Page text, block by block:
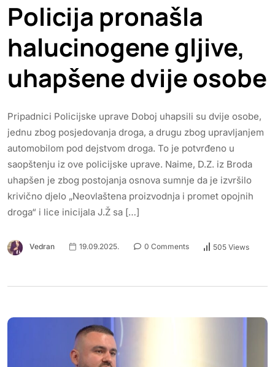
Policija pronašla
halucinogene gljive,
uhapšene dvije osobe
Pripadnici Policijske uprave Doboj uhapsili su dvije osobe,
jednu zbog posjedovanja droga, a drugu zbog upravljanjem
automobilom pod dejstvom droga. To je potvrđeno u
saopštenju iz ove policijske uprave. Naime, D.Z. iz Broda
uhapšen je zbog postojanja osnova sumnje da je izvršilo
krivično djelo „Neovlaštena proizvodnja i promet opojnih
droga“ i lice inicijala J.Ž sa […]
Vedran 19.09.2025. 0 Comments 505 Views